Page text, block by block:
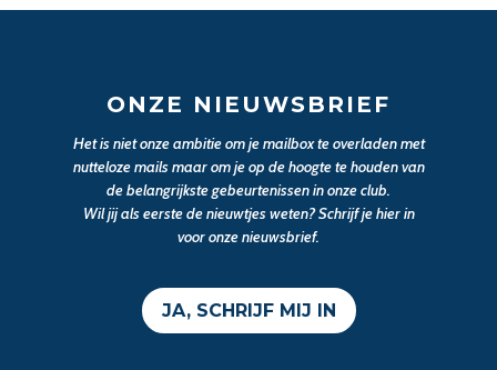
ONZE NIEUWSBRIEF
Het is niet onze ambitie om je mailbox te overladen met
nutteloze mails maar om je op de hoogte te houden van
de belangrijkste gebeurtenissen in onze club.
Wil jij als eerste de nieuwtjes weten? Schrijf je hier in
voor onze nieuwsbrief.
JA, SCHRIJF MIJ IN